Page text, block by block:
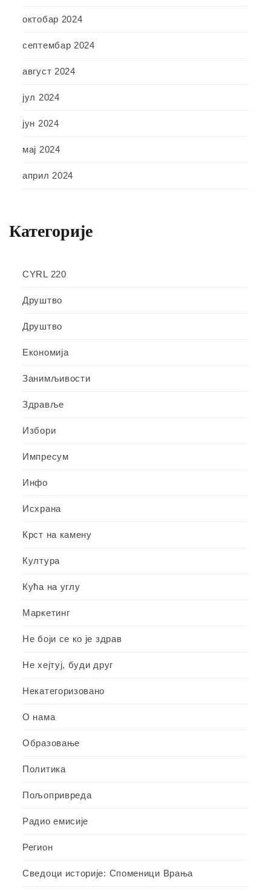
октобар 2024
септембар 2024
август 2024
јул 2024
јун 2024
мај 2024
април 2024
Категорије
CYRL 220
Друштво
Друштво
Економија
Занимљивости
Здравље
Избори
Импресум
Инфо
Исхрана
Крст на камену
Култура
Кућа на углу
Маркетинг
Не боји се ко је здрав
Не хејтуј, буди друг
Некатегоризовано
О нама
Образовање
Политика
Пољопривреда
Радио емисије
Регион
Сведоци историје: Споменици Врања